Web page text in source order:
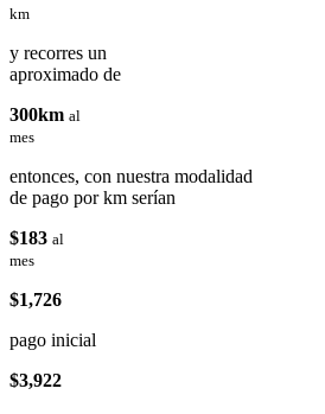
km
y recorres un
aproximado de
300km al
mes
entonces, con nuestra modalidad
de pago por km serían
$183 al
mes
$1,726
pago inicial
$3,922